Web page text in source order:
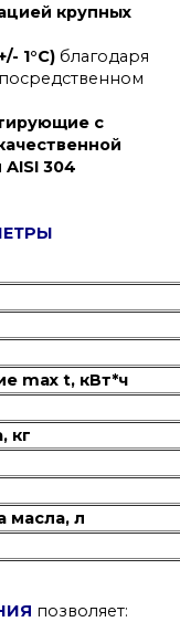
крупных
1°C)благодаря
с
304
max t, кВт*ч
кг
масла, л
позволяет: